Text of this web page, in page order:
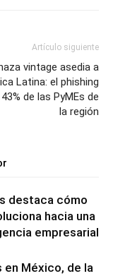
Artículo siguiente
vintage asedia a
Latina: el phishing
de las PyMEs de
la región
destaca cómo
hacia una
empresarial
México, de la